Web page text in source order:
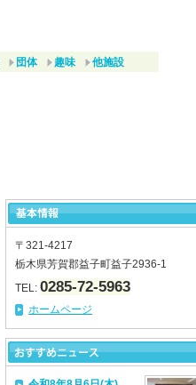
団体 趣味 他施設
〒321-4217
栃木県芳賀郡益子町益子2936-1
TEL: 0285-72-5963
ホームページ